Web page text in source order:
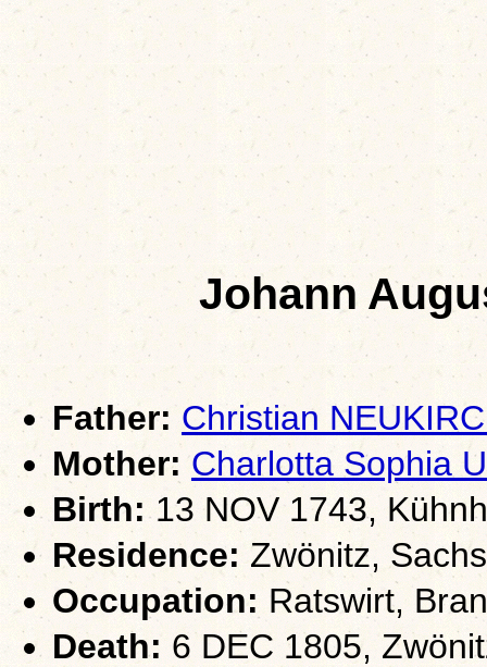
Johann
Father: Christian
Mother: Charlotta Sophia
Birth:13 NOV 1743,
Residence: Zwönitz,
Occupation: Ratswirt,
Death: 6 DEC 1805,